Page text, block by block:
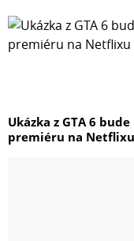
Ukázka z GTA 6
premiéru na Netflixu